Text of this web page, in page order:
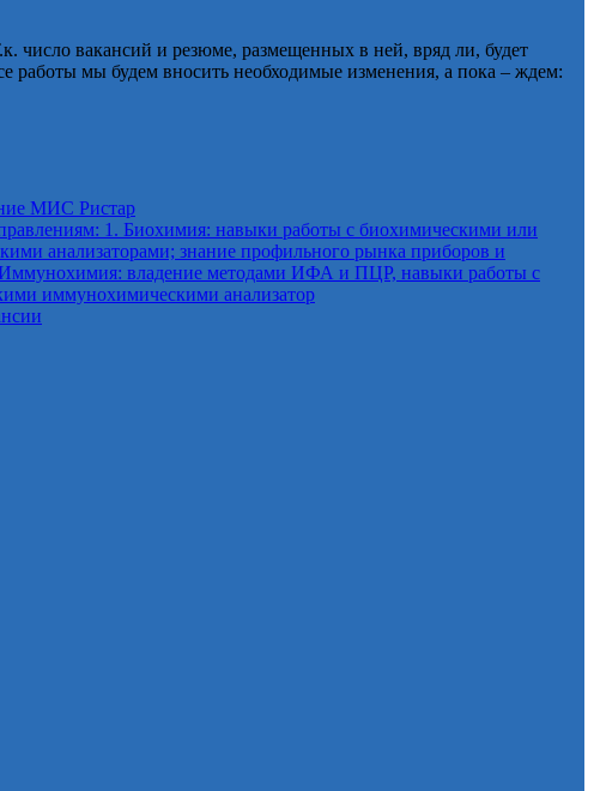
число вакансий и резюме, размещенных в ней, вряд ли, будет
работы мы будем вносить необходимые изменения, а пока – ждем:
МИС Ристар
1. Биохимия: навыки работы с биохимическими или
анализаторами; знание профильного рынка приборов и
Иммунохимия: владение методами ИФА и ПЦР, навыки работы с
иммунохимическими анализатор